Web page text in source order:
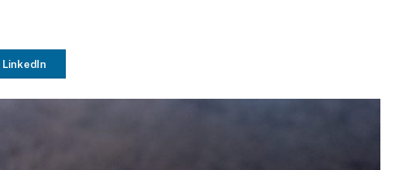
LinkedIn